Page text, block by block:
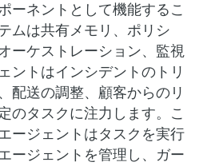
ーネントとして機能するこ
ムは共有メモリ、ポリシ
ーケストレーション、監視
ントはインシデントのトリ
配送の調整、顧客からのリ
のタスクに注力します。こ
ージェントはタスクを実行
ージェントを管理し、ガー